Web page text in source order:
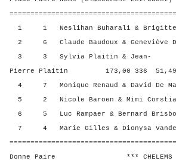
1 1 Neslihan Buharali & Brigitte
2 6 Claude Baudoux &
3 3 Sylvia Plaitin & Jean-
Pierre Plaitin 173,00 336 51,49
4 7 Monique Renaud & David
5 2 Nicole Baroen & Mimi
6 5 Luc Rampaer & Bernard
7 4 Marie Gilles & Dionysa
Donne Paire ***